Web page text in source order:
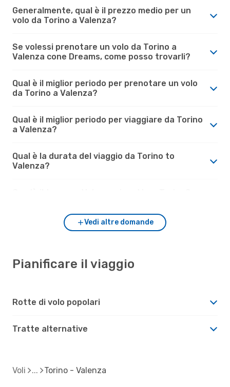
Generalmente, qual è il prezzo medio per un
volo da Torino a Valenza?
Se volessi prenotare un volo da Torino a
Valenza cone Dreams, come posso trovarli?
Qual è il miglior periodo per prenotare un volo
da Torino a Valenza?
Qual è il miglior periodo per viaggiare da Torino
a Valenza?
Qual è la durata del viaggio da Torino to
Valenza?
Vedi altre domande
Pianificare il viaggio
Rotte di volo popolari
Tratte alternative
Voli Torino - Valenza